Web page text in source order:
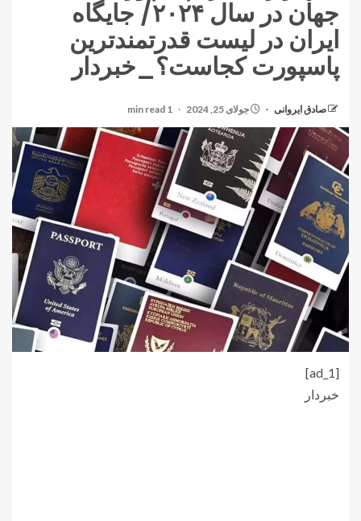
جهان در سال ۲۰۲۴/ جایگاه
ایران در لیست قدرتمندترین
پاسپورت کجاست؟_خبردار
صادق ایروانی جولای 25, 2024 1 min read
[ad_1]
خبردار